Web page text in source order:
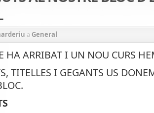
a General
HA ARRIBAT I UN NOU CURS
TITELLES I GEGANTS US